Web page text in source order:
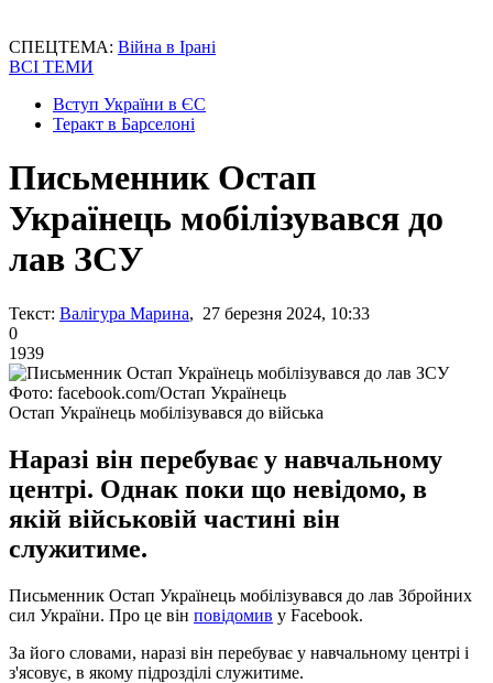
СПЕЦТЕМА: Війна в Ірані
ВСІ ТЕМИ
Вступ України в ЄС
Теракт в Барселоні
Письменник Остап
Українець мобілізувався до
лав ЗСУ
Текст: Валігура Марина, 27 березня 2024, 10:33
0
1939
Фото: facebook.com/Остап Українець
Остап Українець мобілізувався до війська
Наразі він перебуває у навчальному
центрі. Однак поки що невідомо, в
якій військовій частині він
служитиме.
Письменник Остап Українець мобілізувався до лав Збройних
сил України. Про це він повідомив у Facebook.
За його словами, наразі він перебуває у навчальному центрі і
з'ясовує, в якому підрозділі служитиме.